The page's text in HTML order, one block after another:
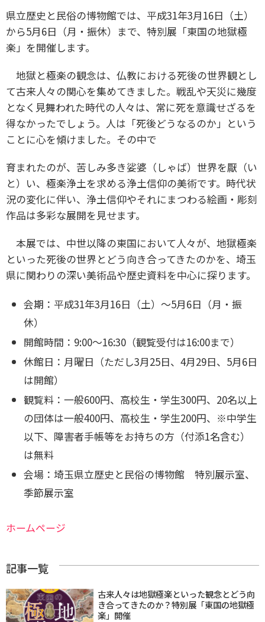
県立歴史と民俗の博物館では、平成31年3月16日（土）
から5月6日（月・振休）まで、特別展「東国の地獄極
楽」を開催します。
地獄と極楽の観念は、仏教における死後の世界観とし
て古来人々の関心を集めてきました。戦乱や天災に幾度
となく見舞われた時代の人々は、常に死を意識せざるを
得なかったでしょう。人は「死後どうなるのか」という
ことに心を傾けました。その中で
育まれたのが、苦しみ多き娑婆（しゃば）世界を厭（い
と）い、極楽浄土を求める浄土信仰の美術です。時代状
況の変化に伴い、浄土信仰やそれにまつわる絵画・彫刻
作品は多彩な展開を見せます。
本展では、中世以降の東国において人々が、地獄極楽
といった死後の世界とどう向き合ってきたのかを、埼玉
県に関わりの深い美術品や歴史資料を中心に探ります。
会期：平成31年3月16日（土）～5月6日（月・振
休）
開館時間：9:00～16:30（観覧受付は16:00まで）
休館日：月曜日（ただし3月25日、4月29日、5月6日
は開館）
観覧料： 一般600円、高校生・学生300円、 20名以上
の団体は一般400円、高校生・学生200円、 ※中学生
以下、障害者手帳等をお持ちの方（付添1名含む）
は無料
会場 ：埼玉県立歴史と民俗の博物館 特別展示室、
季節展示室
ホームページ
記事一覧
古来人々は地獄極楽といった観念とどう向
き合ってきたのか？特別展「東国の地獄極
楽」開催